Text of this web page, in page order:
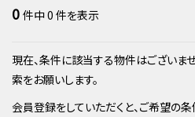
0 件中0 件を表示
現在、条件に該当する物件はございま
索をお願いします。
会員登録をしていただくと、ご希望の